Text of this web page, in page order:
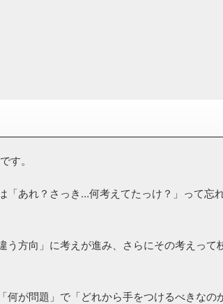
す。
あれ？さっき…何考えてたっけ？」って忘
方向」に考えが進み、さらにその考えって
が問題」で「どれから手をつけるべきなの